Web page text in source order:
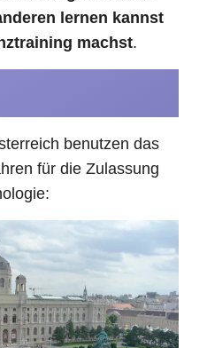
lernen kannst
machst.
benutzen das
für die Zulassung